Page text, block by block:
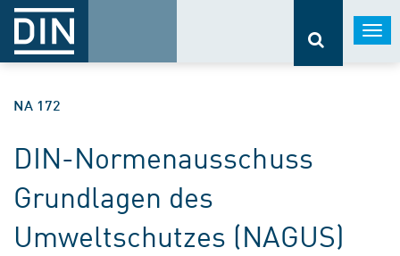
NA 172
DIN-Normenausschuss
Grundlagen des
Umweltschutzes (NAGUS)